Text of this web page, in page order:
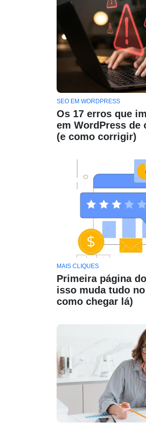
SEO EM WORDPRESS
Os 17 erros que
em WordPress de
(e como corrigir)
MAIS CLIQUES
Primeira página
isso muda tudo
como chegar lá)